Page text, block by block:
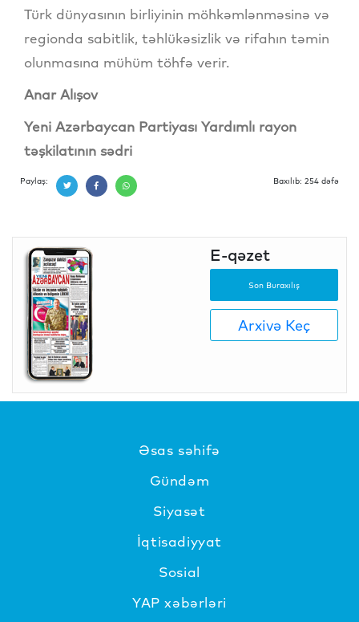
Türk dünyasının birliyinin möhkəmlənməsinə və
regionda sabitlik, təhlükəsizlik və rifahın təmin
olunmasına mühüm töhfə verir.
Anar Alışov
Yeni Azərbaycan Partiyası Yardımlı rayon
təşkilatının sədri
Paylaş: Baxılıb: 254 dəfə
E-qəzet
Son Buraxılış
Arxivə Keç
Əsas səhifə
Gündəm
Siyasət
İqtisadiyyat
Sosial
YAP xəbərləri